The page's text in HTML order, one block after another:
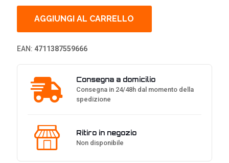
XG27AQDMG,
240Hz,
QHD,
WOLED,
HDR,
Sync
quantità
AGGIUNGI AL CARRELLO
EAN: 4711387559666
Consegna a domicilio
Consegna in 24/48h dal momento della
spedizione
Ritiro in negozio
Non disponibile